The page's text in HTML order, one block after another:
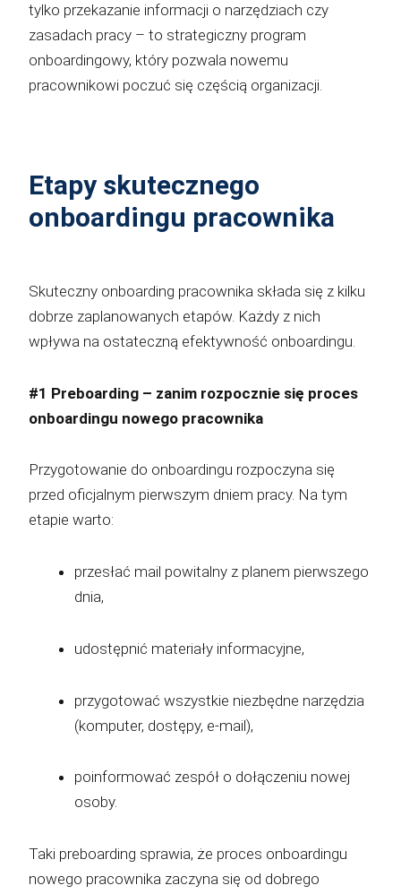
tylko przekazanie informacji o narzędziach czy
zasadach pracy – to strategiczny program
onboardingowy, który pozwala nowemu
pracownikowi poczuć się częścią organizacji.
Etapy skutecznego
onboardingu pracownika
Skuteczny onboarding pracownika składa się z kilku
dobrze zaplanowanych etapów. Każdy z nich
wpływa na ostateczną efektywność onboardingu.
#1 Preboarding – zanim rozpocznie się proces
onboardingu nowego pracownika
Przygotowanie do onboardingu rozpoczyna się
przed oficjalnym pierwszym dniem pracy. Na tym
etapie warto:
przesłać mail powitalny z planem pierwszego
dnia,
udostępnić materiały informacyjne,
przygotować wszystkie niezbędne narzędzia
(komputer, dostępy, e-mail),
poinformować zespół o dołączeniu nowej
osoby.
Taki preboarding sprawia, że proces onboardingu
nowego pracownika zaczyna się od dobrego